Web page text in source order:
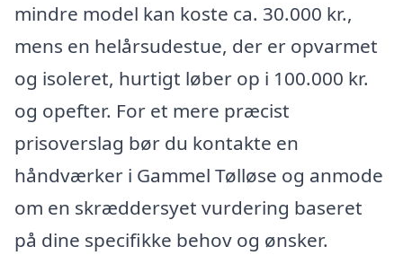
mindre model kan koste ca. 30.000 kr.,
mens en helårsudestue, der er opvarmet
og isoleret, hurtigt løber op i 100.000 kr.
og opefter. For et mere præcist
prisoverslag bør du kontakte en
håndværker i Gammel Tølløse og anmode
om en skræddersyet vurdering baseret
på dine specifikke behov og ønsker.